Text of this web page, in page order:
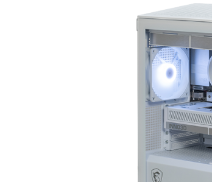
初心者の方、「どのPCを選
べばいいかわからない」そ
んな方にこそ選んでほし
い、エントリーモデルで
商品詳細
ゲーミングPC
商品をみる